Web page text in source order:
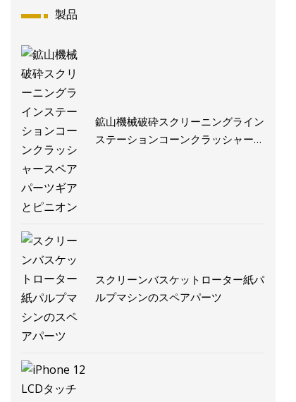
製品
鉱山機械破砕スクリーニングライン
ステーションコーンクラッシャース
スクリーンバスケットローター紙パ
ルプマシンのスペアパーツ